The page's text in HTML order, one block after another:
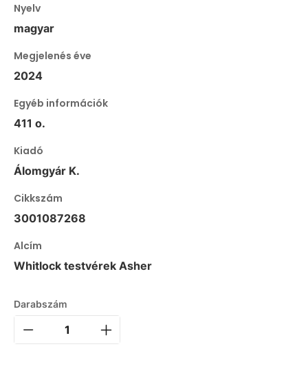
Nyelv
magyar
Megjelenés éve
2024
Egyéb információk
411 o.
Kiadó
Álomgyár K.
Cikkszám
3001087268
Alcím
Whitlock testvérek Asher
Darabszám